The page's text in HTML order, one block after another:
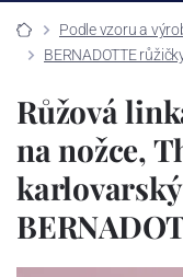
Podle vzoru a
BERNADOTTE
Růžová
na nožce,